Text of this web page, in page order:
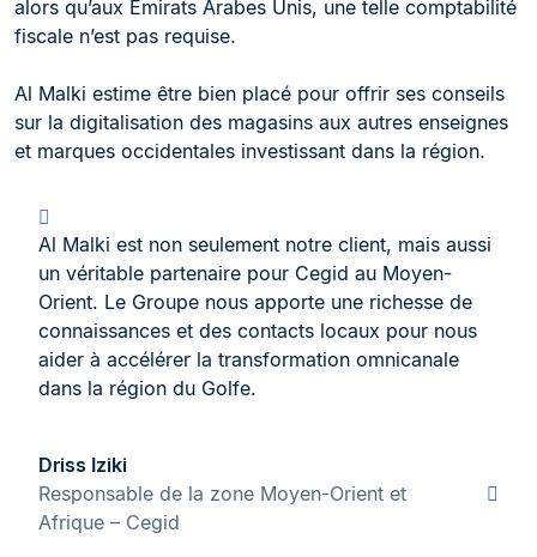
alors qu’aux Émirats Arabes Unis, une telle comptabilité
fiscale n’est pas requise.
Al Malki estime être bien placé pour offrir ses conseils
sur la digitalisation des magasins aux autres enseignes
et marques occidentales investissant dans la région.
Al Malki est non seulement notre client, mais aussi
un véritable partenaire pour Cegid au Moyen-
Orient. Le Groupe nous apporte une richesse de
connaissances et des contacts locaux pour nous
aider à accélérer la transformation omnicanale
dans la région du Golfe.
Driss Iziki
Responsable de la zone Moyen-Orient et
Afrique – Cegid